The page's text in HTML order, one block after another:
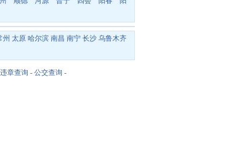
州 太原 哈尔滨 南昌 南宁 长沙 乌鲁木齐
违章查询 - 公交查询 -